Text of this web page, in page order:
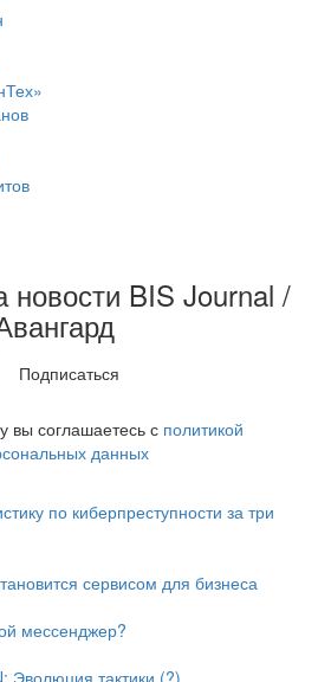
новости BIS Journal /
Подписаться
соглашаетесь с политикой
данных
по киберпреступности за три
сервисом для бизнеса
мессенджер?